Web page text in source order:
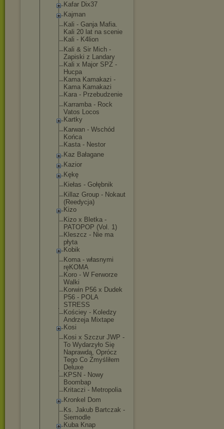
Kafar Dix37
Kajman
Kali - Ganja Mafia.
Kali 20 lat na scenie
Kali - K4lion
Kali & Sir Mich -
Zapiski z Landary
Kali x Major SPZ -
Hucpa
Kama Kamakazi -
Kama Kamakazi
Kara - Przebudzenie
Karramba - Rock
Vatos Locos
Kartky
Karwan - Wschód
Końca
Kasta - Nestor
Kaz Bałagane
Kazior
Kękę
Kiełas - Gołębnik
Killaz Group - Nokaut
(Reedycja)
Kizo
Kizo x Bletka -
PATOPOP (Vol. 1)
Kleszcz - Nie ma
płyta
Kobik
Koma - własnymi
ręKOMA
Koro - W Ferworze
Walki
Korwin P56 x Dudek
P56 - POLA
STRESS
Kościey - Koledzy
Andrzeja Mixtape
Kosi
Kosi x Szczur JWP -
To Wydarzyło Się
Naprawdą, Oprócz
Tego Co Zmyśliłem
Deluxe
KPSN - Nowy
Boombap
Kritaczi - Metropolia
Kronkel Dom
Ks. Jakub Bartczak -
Siemodle
Kuba Knap